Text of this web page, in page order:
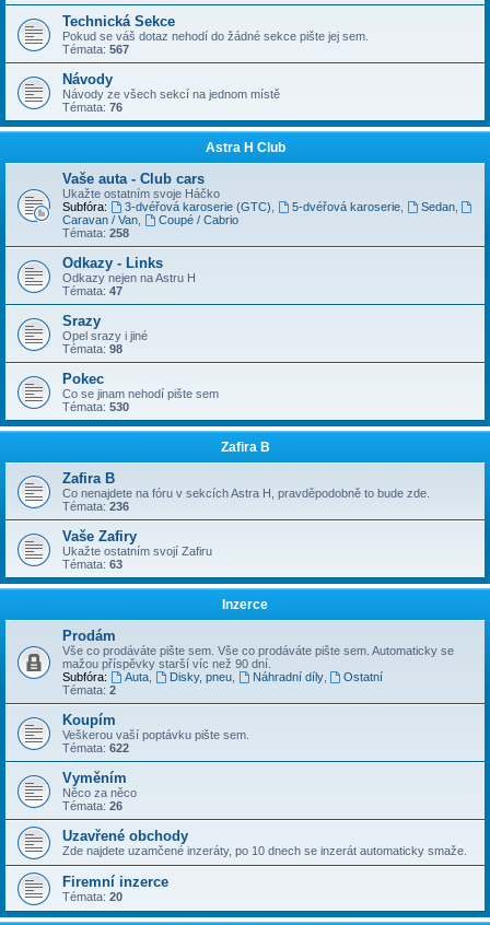
Technická Sekce
Pokud se váš dotaz nehodí do žádné sekce pište jej sem.
Témata: 567
Návody
Návody ze všech sekcí na jednom místě
Témata: 76
Astra H Club
Vaše auta - Club cars
Ukažte ostatním svoje Háčko
Subfóra:
3-dvéřová karoserie (GTC) 5-dvéřová karoserie, Sedan,
Caravan / Van
Coupé / Cabrio
Témata: 258
Odkazy - Links
Odkazy nejen na Astru H
Témata: 47
Srazy
Opel srazy i jiné
Témata: 98
Pokec
Co se jinam nehodí pište sem
Témata: 530
Zafira B
Zafira B
Co nenajdete na fóru v sekcích Astra H, pravděpodobně to bude zde.
Témata: 236
Vaše Zafiry
Ukažte ostatním svojí Zafiru
Témata: 63
Inzerce
Prodám
Vše co prodáváte pište sem. Vše co prodáváte pište sem. Automaticky se
mažou příspěvky starší víc než 90 dní.
Subfóra:
Auta, Disky, pneu, Náhradní díly,
Ostatní
Témata: 2
Koupím
Veškerou vaší poptávku pište sem.
Témata: 622
Vyměním
Něco za něco
Témata: 26
Uzavřené obchody
Zde najdete uzamčené inzeráty, po 10 dnech se inzerát automaticky smaže.
Firemní inzerce
Témata: 20